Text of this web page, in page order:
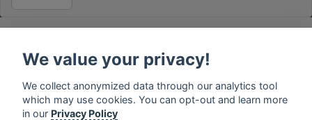
русский
⋅ nederlands ⋅ dansk ⋅ svenska ⋅ türk
⋅
ελληνικά
⋅ norsk ⋅ suomi
We value your privacy!
We collect anonymized data through our analytics tool
which may use cookies. You can opt-out and learn more
in our Privacy Policy